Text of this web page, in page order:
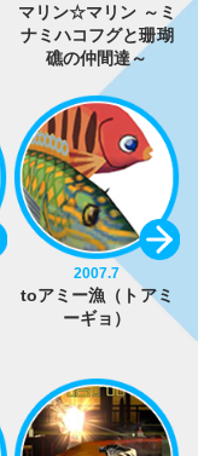
マリン☆マリン ～ミ
ナミハコフグと珊瑚
礁の仲間達～
2007.7
toアミー漁（トアミ
ーギョ）